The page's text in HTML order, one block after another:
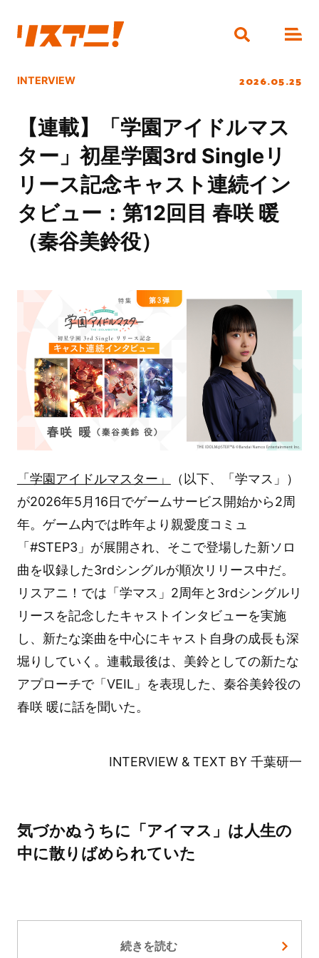
INTERVIEW 2026.05.25
【連載】「学園アイドルマス
ター」初星学園3rd Singleリ
リース記念キャスト連続イン
タビュー：第12回目 春咲 暖
（秦谷美鈴役）
「学園アイドルマスター」
（以下、「学マス」）
が2026年5月16日でゲームサービス開始から2周
年。ゲーム内では昨年より親愛度コミュ
「#STEP3」が展開され、そこで登場した新ソロ
曲を収録した3rdシングルが順次リリース中だ。
リスアニ！では「学マス」2周年と3rdシングルリ
リースを記念したキャストインタビューを実施
し、新たな楽曲を中心にキャスト自身の成長も深
堀りしていく。連載最後は、美鈴としての新たな
アプローチで「VEIL」を表現した、秦谷美鈴役の
春咲 暖に話を聞いた。
INTERVIEW & TEXT BY 千葉研一
気づかぬうちに「アイマス」は人生の
中に散りばめられていた
続きを読む